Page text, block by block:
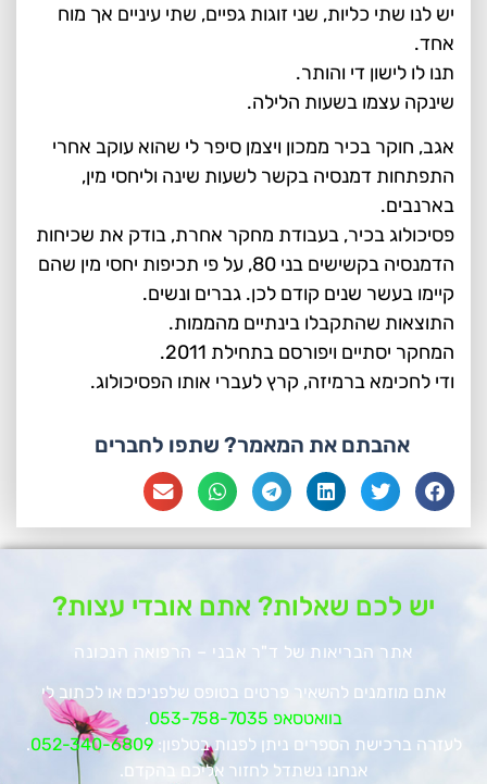
יש לנו שתי כליות, שני זוגות גפיים, שתי עיניים אך מוח
אחד.
תנו לו לישון די והותר.
שינקה עצמו בשעות הלילה.
אגב, חוקר בכיר ממכון ויצמן סיפר לי שהוא עוקב אחרי
התפתחות דמנסיה בקשר לשעות שינה וליחסי מין,
בארנבים.
פסיכולוג בכיר, בעבודת מחקר אחרת, בודק את שכיחות
הדמנסיה בקשישים בני 80, על פי תכיפות יחסי מין שהם
קיימו בעשר שנים קודם לכן. גברים ונשים.
התוצאות שהתקבלו בינתיים מהממות.
המחקר יסתיים ויפורסם בתחילת 2011.
ודי לחכימא ברמיזה, קרץ לעברי אותו הפסיכולוג.
אהבתם את המאמר? שתפו לחברים
יש לכם שאלות? אתם אובדי עצות?
אתר הבריאות של ד"ר אבני – הרפואה הנכונה
אתם מוזמנים להשאיר פרטים בטופס שלפניכם או לכתוב לי
בוואטסאפ 053-758-7035
.
לעזרה ברכישת הספרים ניתן לפנות בטלפון:052-340-6809
.
אנחנו נשתדל לחזור אליכם בהקדם.